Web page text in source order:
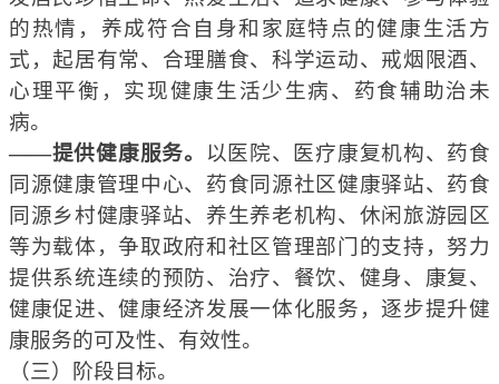
的热情，养成符合自身和家庭特点的健康生活方
式，起居有常、合理膳食、科学运动、戒烟限酒、
心理平衡， 实现健康生活少生病、药食辅助治未
病。
——提供健康服务。
以医院、医疗康复机构、药食
同源健康管理中心、药食同源社区健康驿站、药食
同源乡村健康驿站、养生养老机构、休闲旅游园区
等为载体，争取政府和社区管理部门的支持，努力
提供系统连续的预防、治疗、餐饮、健身、康复、
健康促进、健康经济发展一体化服务， 逐步提升健
康服务的可及性、有效性。
（三）阶段目标。